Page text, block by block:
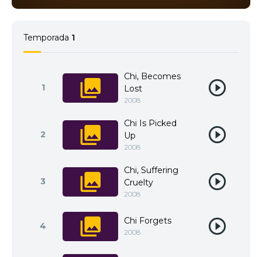
Temporada 1
1
Chi, Becomes
Lost
2008
2
Chi Is Picked
Up
2008
3
Chi, Suffering
Cruelty
2008
4 Chi Forgets
2008